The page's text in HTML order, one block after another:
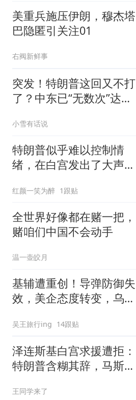
美重兵施压伊朗，穆杰塔
巴隐匿引关注01
右阀新鲜事
突发！特朗普这回又不打
了？中东已“无数次”达成
小雪有话说
特朗普似乎难以控制情
绪，在白宫发出了大声咒
红颜一笑为醉 1跟贴
全世界好像都在赌一把，
赌咱们中国不会动手
温一壶皎月
基辅遭重创！导弹防御失
效，美企态度转变，乌处
吴王旅行ing 14跟贴
泽连斯基白宫求援遭拒：
特朗普含糊其辞，马斯克
王同学来了